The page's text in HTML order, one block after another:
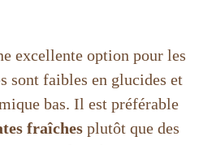
excellente option pour les
sont faibles en glucides et
bas. Il est préférable
fraîches plutôt que des